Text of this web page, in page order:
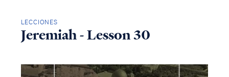
LECCIONES
Jeremiah - Lesson 30